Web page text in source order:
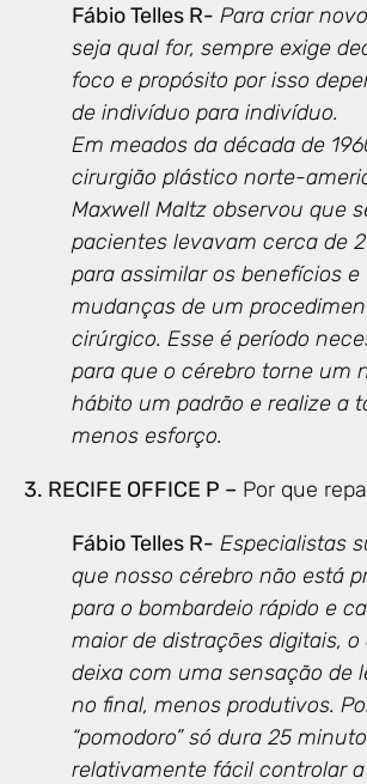
Fábio Telles R- Para criar
seja qual for, sempre exige
foco e propósito por isso
de indivíduo para indivíduo.
Em meados da década de
cirurgião plástico norte-
Maxwell Maltz observou que
pacientes levavam cerca de
para assimilar os benefícios e
mudanças de um
cirúrgico. Esse é período
para que o cérebro torne um
hábito um padrão e realize a
menos esforço.
3. RECIFE OFFICE P – Por que
Fábio Telles R- Especialistas
que nosso cérebro não está
para o bombardeio rápido e
maior de distrações digitais,
deixa com uma sensação de
no final, menos produtivos.
“pomodoro” só dura 25
relativamente fácil controlar a